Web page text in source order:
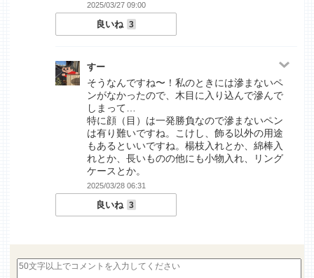
2025/03/27 09:00
良いね 3
すー
そうなんですね〜！私のときには滲まないペ
ンがなかったので、木目に入り込んで滲んで
しまって…
特に顔（目）は一発勝負なので滲まないペン
は有り難いですね。こけし、飾る以外の用途
もあるといいですね。楊枝入れとか、綿棒入
れとか、長いものの他にも小物入れ、リング
ケースとか。
2025/03/28 06:31
良いね 3